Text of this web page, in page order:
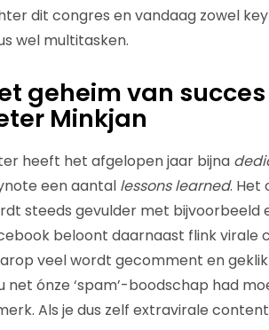
dit congres en vandaag zowel
wel multitasken.
geheim van
Minkjan
heeft het afgelopen jaar bijna
een aantal lessons learned. Het
steeds gevulder met bijvoorbeeld
beloont daarnaast flink virale
veel wordt gecomment en
net ónze ‘spam’-boodschap had
Als je dus zelf extravirale